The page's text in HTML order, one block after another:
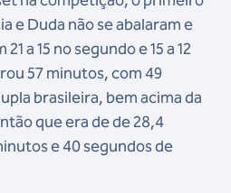
e Duda não se abalaram e
a 15 no segundo e 15 a 12
57 minutos, com 49
brasileira, bem acima da
que era de de 28,4
e 40 segundos de